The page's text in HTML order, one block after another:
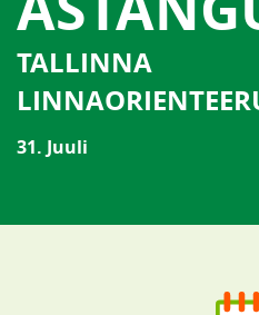
TALLINNA
31. Juuli